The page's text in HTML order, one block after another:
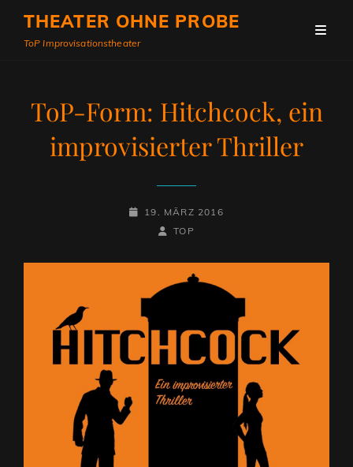
THEATER OHNE PROBE
ToP Improvisationstheater
ToP-Form: Hitchcock, ein
improvisierter Thriller
POSTED-
19. MÄRZ 2016
BY
BYLINE
TOP